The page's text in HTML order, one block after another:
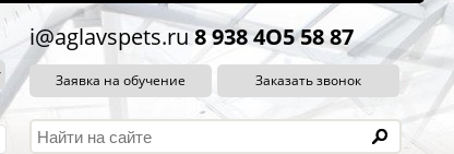
i@aglavspets.ru 8 938 4O5 58 87
Заявка на обучение Заказать звонок